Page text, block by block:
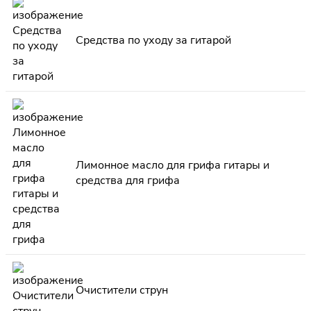
Средства по уходу за гитарой
Лимонное масло для грифа гитары и
средства для грифа
Очистители струн